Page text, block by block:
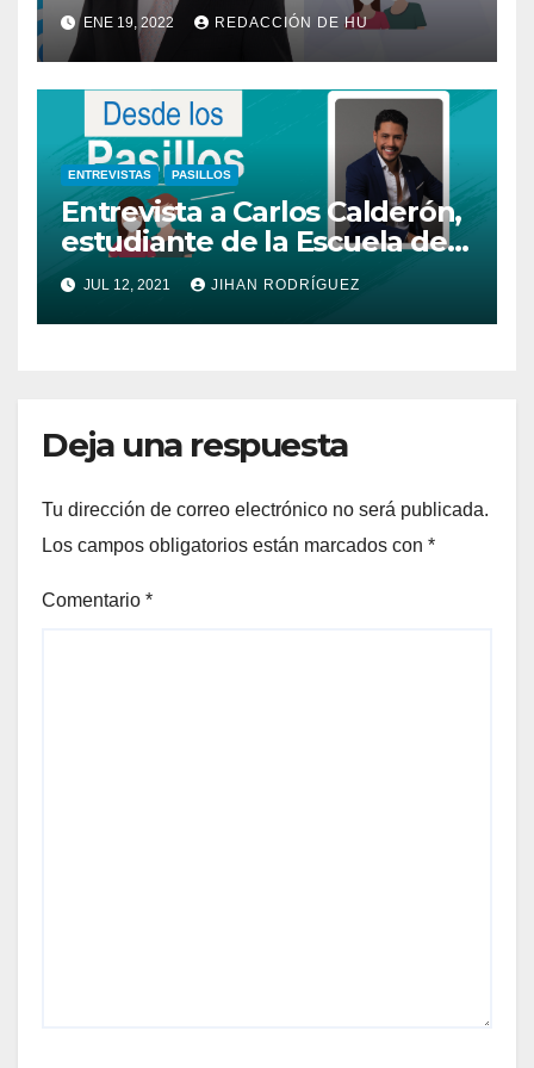
haces”
ENE 19, 2022 REDACCIÓN DE HU
ENTREVISTAS PASILLOS
Entrevista a Carlos Calderón,
estudiante de la Escuela de
Comunicación Social
JUL 12, 2021 JIHAN RODRÍGUEZ
Deja una respuesta
Tu dirección de correo electrónico no será publicada.
Los campos obligatorios están marcados con *
Comentario *